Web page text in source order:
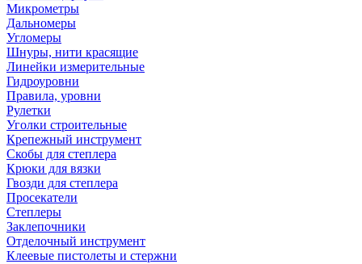
Микрометры
Дальномеры
Угломеры
Шнуры, нити красящие
Линейки измерительные
Гидроуровни
Правила, уровни
Рулетки
Уголки строительные
Крепежный инструмент
Скобы для степлера
Крюки для вязки
Гвозди для степлера
Просекатели
Степлеры
Заклепочники
Отделочный инструмент
Клеевые пистолеты и стержни